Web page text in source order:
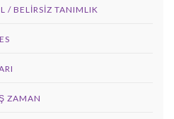
/ BELIRSIZ TANIMLIK
ZAMAN